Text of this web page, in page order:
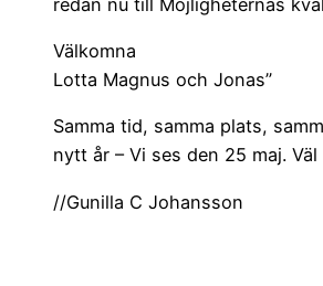
Välkomna
Lotta Magnus och Jonas”
Samma tid, samma plats,
nytt år – Vi ses den 25 maj.
//Gunilla C Johansson